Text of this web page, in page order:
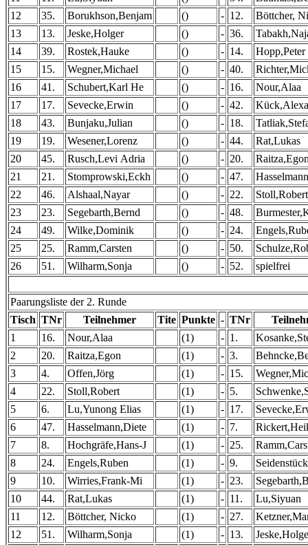
12
35. Borukhson,Benjam () - 12.
Böttcher,
13
13. Jeske,Holger () - 36.
14
39. Rostek,Hauke () - 14.
Hopp,Peter
15
15. Wegner,Michael () - 40.
16
41. Schubert,Karl He () - 16.
Nour,Alaa
17
17. Sevecke,Erwin () - 42.
18
43. Bunjaku,Julian () - 18.
19
19. Wesener,Lorenz () - 44.
Rat,Lukas
20
45. Rusch,Levi Adria () - 20.
21
21. Stomprowski,Eckh () - 47.
22
46. Alshaal,Nayar () - 22.
Stoll,Robert
23
23. Segebarth,Bernd () - 48.
24
49. Wilke,Dominik () - 24.
25
25. Ramm,Carsten () - 50.
26
51. Wilharm,Sonja () - 52. spielfrei
Paarungsliste der 2. Runde
Tisch TNr Teilnehmer Tite Punkte - TNr
1
16. Nour,Alaa (1) - 1.
2
20. Raitza,Egon (1) - 3.
3
4. Offen,Jörg (1) - 15.
4
22. Stoll,Robert (1) - 5.
5
6. Lu,Yunong Elias (1) - 17.
6
47. Hasselmann,Diete (1) - 7.
7
8. Hochgräfe,Hans-J (1) - 25.
8
24. Engels,Ruben (1) - 9.
9
10. Wirries,Frank-Mi (1) - 23.
10
44. Rat,Lukas (1) - 11.
Lu,Siyuan
11
12. Böttcher, Nicko (1) - 27.
12
51. Wilharm,Sonja (1) - 13.